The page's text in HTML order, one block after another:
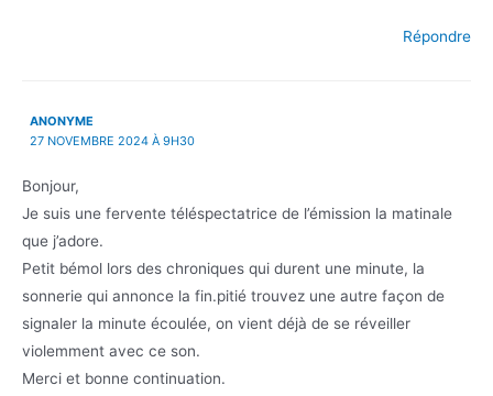
Répondre
ANONYME
27 NOVEMBRE 2024 À 9H30
Bonjour,
Je suis une fervente téléspectatrice de l’émission la matinale
que j’adore.
Petit bémol lors des chroniques qui durent une minute, la
sonnerie qui annonce la fin.pitié trouvez une autre façon de
signaler la minute écoulée, on vient déjà de se réveiller
violemment avec ce son.
Merci et bonne continuation.